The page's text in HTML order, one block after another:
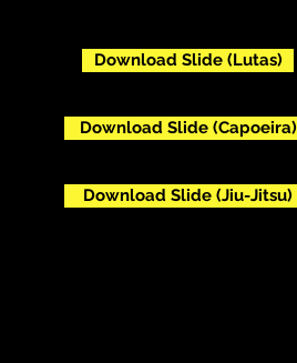
Download Slide (Lutas)
Download Slide (Capoeira)
Download Slide (Jiu-Jitsu)